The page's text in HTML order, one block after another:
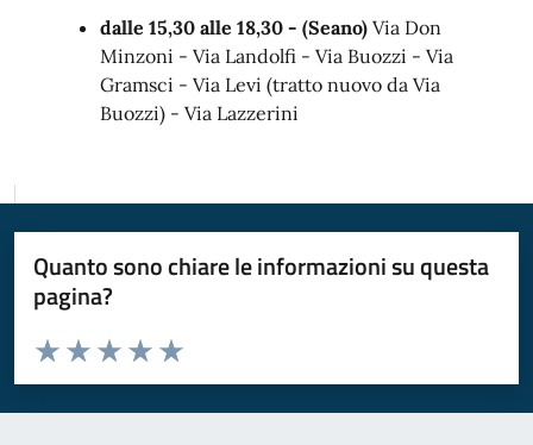
dalle 15,30 alle 18,30 - (Seano) Via Don
Minzoni - Via Landolfi - Via Buozzi - Via
Gramsci - Via Levi (tratto nuovo da Via
Buozzi) - Via Lazzerini
Quanto sono chiare le informazioni su questa
pagina?
Valuta da 1 a 5 stelle la pagina
Valuta 5 stelle su 5
Valuta 4 stelle su 5
Valuta 3 stelle su 5
Valuta 2 stelle su 5
Valuta 1 stelle su 5